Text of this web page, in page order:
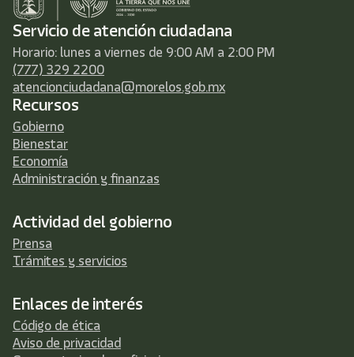
Servicio de atención ciudadana
Horario: lunes a viernes de 9:00 AM a 2:00 PM
(777) 329 2200
atencionciudadana@morelos.gob.mx
Recursos
Gobierno
Bienestar
Economía
Administración y finanzas
Actividad del gobierno
Prensa
Trámites y servicios
Enlaces de interés
Código de ética
Aviso de privacidad